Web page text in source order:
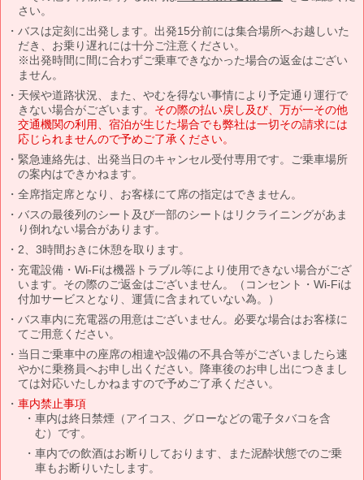
さい。
バスは定刻に出発します。出発15分前には集合場所へお越しいた
だき、お乗り遅れには十分ご注意ください。
※出発時間に間に合わずご乗車できなかった場合の返金はござい
ません。
天候や道路状況、また、やむを得ない事情により予定通り運行で
きない場合がございます。 その際の払い戻し及び、万が一その他
交通機関の利用、宿泊が生じた場合でも弊社は一切その請求には
応じられませんので予めご了承ください。
緊急連絡先は、出発当日のキャンセル受付専用です。ご乗車場所
の案内はできかねます。
全席指定席となり、お客様にて席の指定はできません。
バスの最後列のシート及び一部のシートはリクライニングがあま
り倒れない場合があります。
2、3時間おきに休憩を取ります。
充電設備・Wi-Fiは機器トラブル等により使用できない場合がござ
います。その際のご返金はございません。（コンセント・Wi-Fiは
付加サービスとなり、運賃に含まれていない為。）
バス車内に充電器の用意はございません。必要な場合はお客様に
てご用意ください。
当日ご乗車中の座席の相違や設備の不具合等がございましたら速
やかに乗務員へお申し出ください。降車後のお申し出につきまし
ては対応いたしかねますので予めご了承ください。
車内禁止事項
車内は終日禁煙（アイコス、グローなどの電子タバコを含
む）です。
車内での飲酒はお断りしております、また泥酔状態でのご乗
車もお断りいたします。